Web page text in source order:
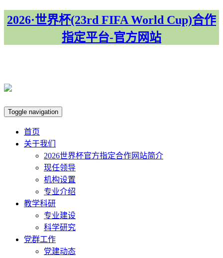
2026·世界杯(23rd FIFA World Cup)合作
指定平台-官方网站
Toggle navigation
首页
关于我们
​2026世界杯官方指定合作网站简介
现任领导
机构设置
专业介绍
教学科研
专业建设
科学研究
党群工作
党建动态